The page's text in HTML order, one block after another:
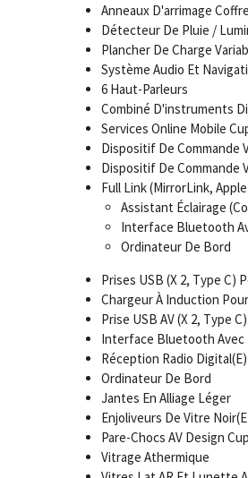
Anneaux D'arrimage
Détecteur De Pluie /
Plancher De Charge
Système Audio Et
6 Haut-Parleurs
Combiné D'instruments
Services Online Mobile
Dispositif De Commande
Dispositif De Commande
Full Link (MirrorLink,
Assistant Éclairage
Interface Bluetooth
Ordinateur De Bord
Prises USB (X 2, Type C)
Chargeur À Induction
Prise USB AV (X 2, Type C)
Interface Bluetooth Avec
Réception Radio
Ordinateur De Bord
Jantes En Alliage Léger
Enjoliveurs De Vitre
Pare-Chocs AV Design
Vitrage Athermique